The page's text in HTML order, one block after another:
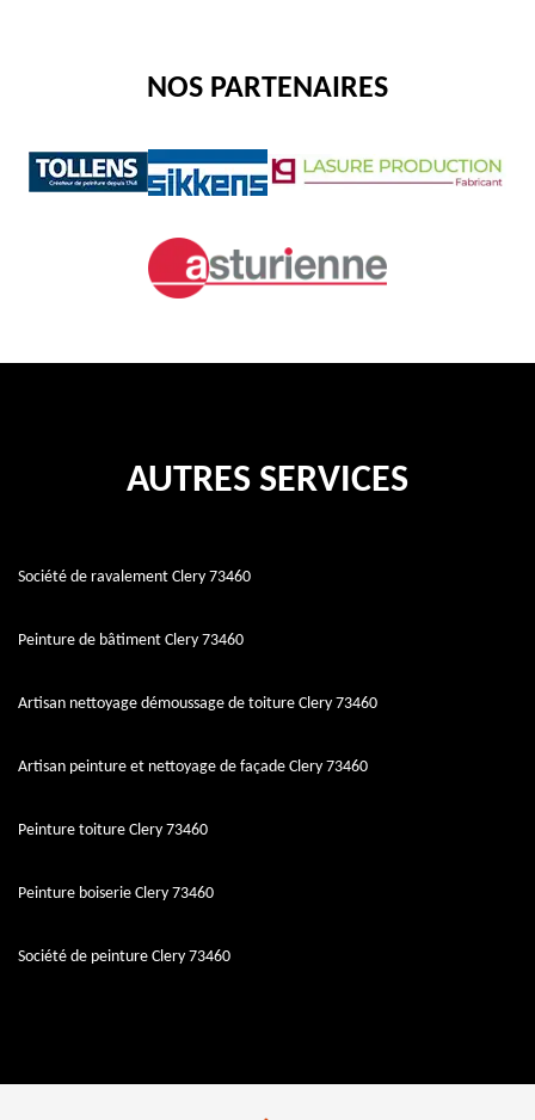
NOS PARTENAIRES
AUTRES SERVICES
Société de ravalement Clery 73460
Peinture de bâtiment Clery 73460
Artisan nettoyage démoussage de toiture Clery 73460
Artisan peinture et nettoyage de façade Clery 73460
Peinture toiture Clery 73460
Peinture boiserie Clery 73460
Société de peinture Clery 73460